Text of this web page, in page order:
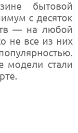
бытовой
с десяток
— на любой
не все из них
модели стали